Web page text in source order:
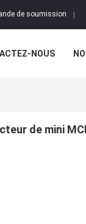
de soumission
NOUS
de mini